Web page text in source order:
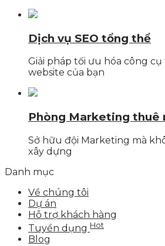
Dịch vụ SEO tổng thể
Giải pháp tối ưu hóa công
website của bạn
Phòng Marketing thuê
Sở hữu đội Marketing mà
xây dựng
Danh mục
Về chúng tôi
Dự án
Hỗ trợ khách hàng
Tuyển dụng Hot
Blog